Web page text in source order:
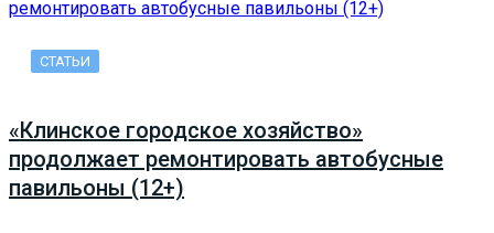
СТАТЬИ
«Клинское городское хозяйство»
продолжает ремонтировать автобусные
павильоны (12+)